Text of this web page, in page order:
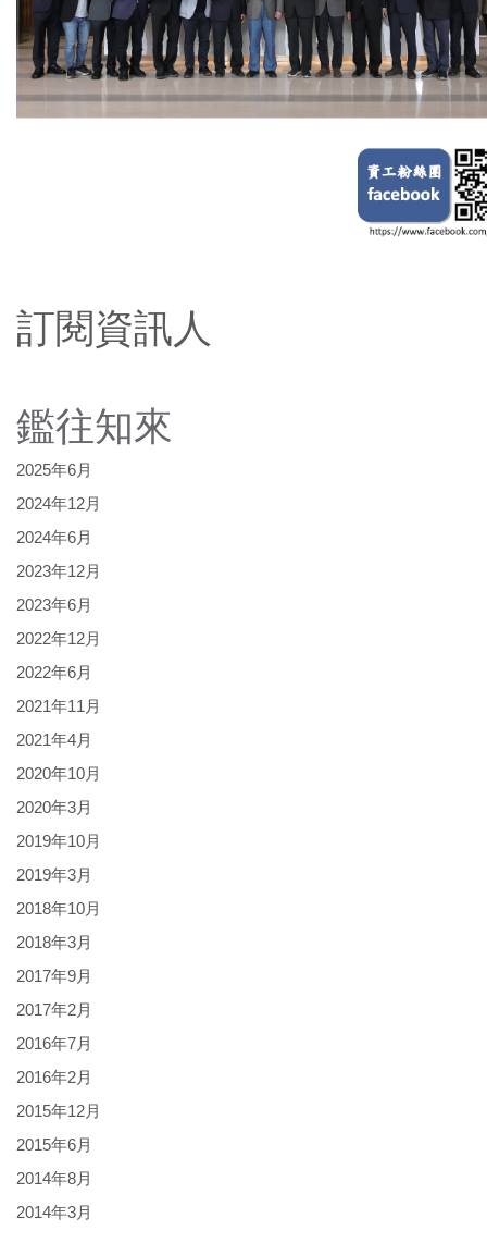
訂閱資訊人
鑑往知來
2025年6月
2024年12月
2024年6月
2023年12月
2023年6月
2022年12月
2022年6月
2021年11月
2021年4月
2020年10月
2020年3月
2019年10月
2019年3月
2018年10月
2018年3月
2017年9月
2017年2月
2016年7月
2016年2月
2015年12月
2015年6月
2014年8月
2014年3月